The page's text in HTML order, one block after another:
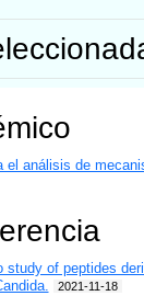
el análisis de
study of peptides
2021-11-18